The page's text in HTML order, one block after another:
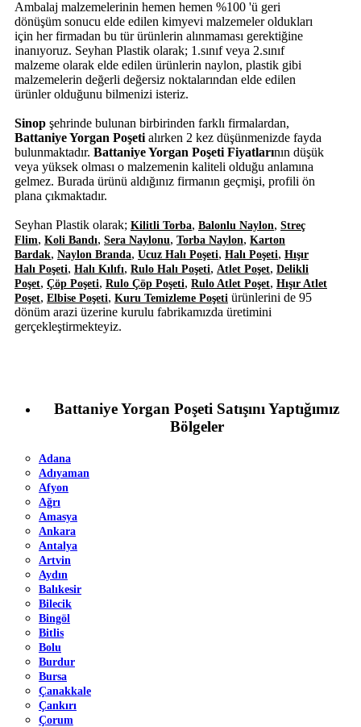
Ambalaj malzemelerinin hemen hemen %100 'ü geri
dönüşüm sonucu elde edilen kimyevi malzemeler oldukları
için her firmadan bu tür ürünlerin alınmaması gerektiğine
inanıyoruz. Seyhan Plastik olarak; 1.sınıf veya 2.sınıf
malzeme olarak elde edilen ürünlerin naylon, plastik gibi
malzemelerin değerli değersiz noktalarından elde edilen
ürünler olduğunu bilmenizi isteriz.
Sinop şehrinde bulunan birbirinden farklı firmalardan,
Battaniye Yorgan Poşeti alırken 2 kez düşünmenizde fayda
bulunmaktadır. Battaniye Yorgan Poşeti Fiyatlarının düşük
veya yüksek olması o malzemenin kaliteli olduğu anlamına
gelmez. Burada ürünü aldığınız firmanın geçmişi, profili ön
plana çıkmaktadır.
Seyhan Plastik olarak; Kilitli Torba, Balonlu Naylon, Streç
Flim, Koli Bandı, Sera Naylonu, Torba Naylon, Karton
Bardak, Naylon Branda, Ucuz Halı Poşeti, Halı Poşeti, Hışır
Halı Poşeti, Halı Kılıfı, Rulo Halı Poşeti, Atlet Poşet, Delikli
Poşet, Çöp Poşeti, Rulo Çöp Poşeti, Rulo Atlet Poşet, Hışır Atlet
Poşet, Elbise Poşeti, Kuru Temizleme Poşeti ürünlerini de 95
dönüm arazi üzerine kurulu fabrikamızda üretimini
gerçekleştirmekteyiz.
Battaniye Yorgan Poşeti Satışını Yaptığımız
Bölgeler
Adana
Adıyaman
Afyon
Ağrı
Amasya
Ankara
Antalya
Artvin
Aydın
Balıkesir
Bilecik
Bingöl
Bitlis
Bolu
Burdur
Bursa
Çanakkale
Çankırı
Çorum